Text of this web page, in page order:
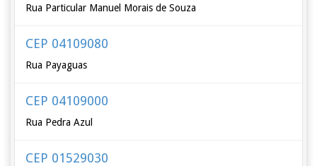
Rua Particular Manuel Morais de Souza
CEP 04109080
Rua Payaguas
CEP 04109000
Rua Pedra Azul
CEP 01529030